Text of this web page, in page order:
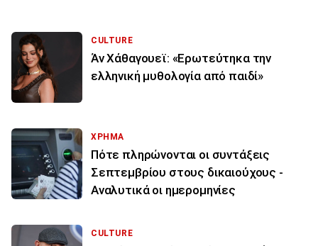
CULTURE
Άν Χάθαγουεϊ: «Ερωτεύτηκα την
ελληνική μυθολογία από παιδί»
ΧΡΗΜΑ
Πότε πληρώνονται οι συντάξεις
Σεπτεμβρίου στους δικαιούχους -
Αναλυτικά οι ημερομηνίες
CULTURE